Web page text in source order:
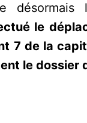
le
7 de la
le dossier